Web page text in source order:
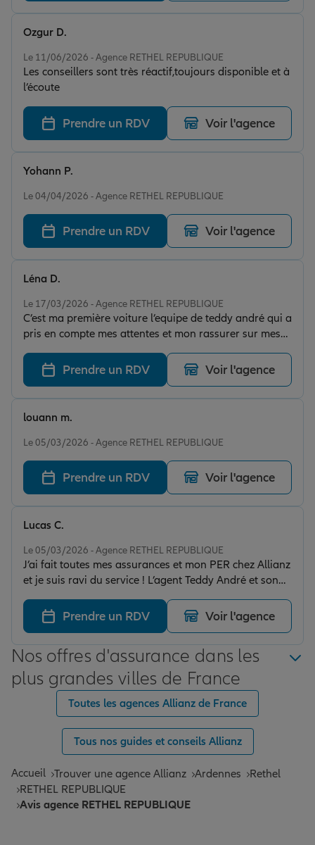
Le 11/06/2026 - Agence RETHEL REPUBLIQUE
Les conseillers sont très réactif,toujours disponible et à
l’écoute
Ozgur D.
Prendre un RDV Voir l'agence
Le 04/04/2026 - Agence RETHEL REPUBLIQUE
Yohann P.
Prendre un RDV Voir l'agence
Le 17/03/2026 - Agence RETHEL REPUBLIQUE
C’est ma première voiture l’equipe de teddy andré qui a
pris en compte mes attentes et mon rassurer sur mes
inquiétude
Léna D.
Prendre un RDV Voir l'agence
Le 05/03/2026 - Agence RETHEL REPUBLIQUE
louann m.
Prendre un RDV Voir l'agence
Le 05/03/2026 - Agence RETHEL REPUBLIQUE
J’ai fait toutes mes assurances et mon PER chez Allianz
et je suis ravi du service ! L’agent Teddy André et son
équipe sont très professionnels, réactifs et toujours
disponibles pour répondre à mes questions. Une
agence que je recommande vivement !
Lucas C.
Prendre un RDV Voir l'agence
Nos offres d'assurance dans les
plus grandes villes de France
Toutes les agences Allianz de France
Tous nos guides et conseils Allianz
Accueil Trouver une agence Allianz Ardennes
Rethel
RETHEL REPUBLIQUE
Avis agence RETHEL REPUBLIQUE